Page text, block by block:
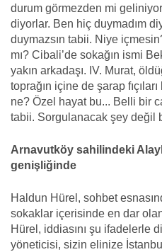
durum görmezden mi
diyorlar. Ben hiç duymadım
duymazsın tabii. Niye
mı? Cibali’de sokağın ismi
yakın arkadaşı. IV. Murat,
toprağın içine de şarap
ne? Özel hayat bu... Belli bir
tabii. Sorgulanacak şey değil
Arnavutköy sahilindeki
genişliğinde
Haldun Hürel, sohbet
sokaklar içerisinde en dar
Hürel, iddiasını şu ifadelerle
yöneticisi, sizin elinize